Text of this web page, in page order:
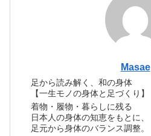
Masae
足から読み解く、和の身体
【一生モノの身体と足づくり】
着物・履物・暮らしに残る
日本人の身体の知恵をもとに、
足元から身体のバランス調整。